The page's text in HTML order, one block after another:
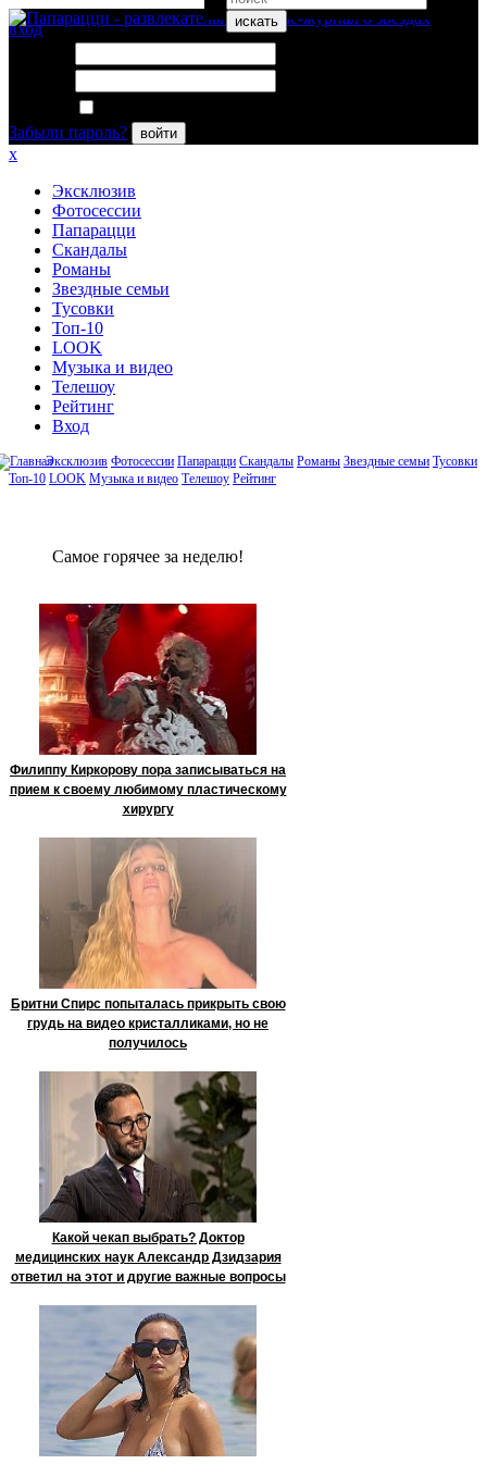
искать
вход
Забыли пароль?
войти
x
Эксклюзив
Фотосессии
Папарацци
Скандалы
Романы
Звездные семьи
Тусовки
Топ-10
LOOK
Музыка и видео
Телешоу
Рейтинг
Вход
Эксклюзив Фотосессии Папарацци Скандалы Романы Звездные семьи Тусовки
Топ-10 LOOK Музыка и видео Телешоу Рейтинг
Сaмое гoрячее за неделю!
Филиппу Киркорову пора записываться на
прием к своему любимому пластическому
хирургу
Бритни Спирс попыталась прикрыть свою
грудь на видео кристалликами, но не
получилось
Какой чекап выбрать? Доктор
медицинских наук Александр Дзидзария
ответил на этот и другие важные вопросы